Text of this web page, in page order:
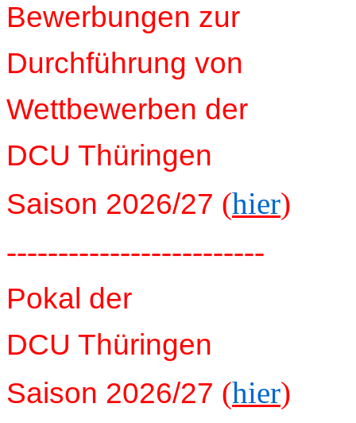
Bewerbungen zur
Durchführung von
Wettbewerben der
DCU Thüringen
Saison 2026/27 (hier)
-------------------------
Pokal der
DCU Thüringen
Saison 2026/27 (hier)